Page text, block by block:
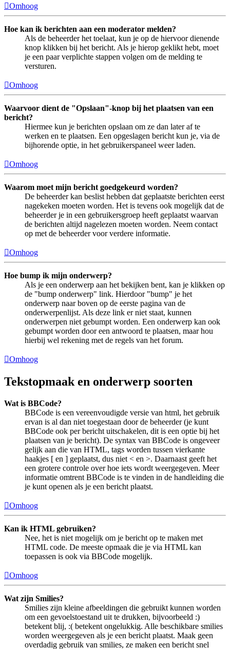
Omhoog
Hoe kan ik berichten aan een moderator melden?
Als de beheerder het toelaat, kun je op de hiervoor dienende
knop klikken bij het bericht. Als je hierop geklikt hebt, moet
je een paar verplichte stappen volgen om de melding te
versturen.
Omhoog
Waarvoor dient de "Opslaan"-knop bij het plaatsen van een
bericht?
Hiermee kun je berichten opslaan om ze dan later af te
werken en te plaatsen. Een opgeslagen bericht kun je, via de
bijhorende optie, in het gebruikerspaneel weer laden.
Omhoog
Waarom moet mijn bericht goedgekeurd worden?
De beheerder kan beslist hebben dat geplaatste berichten eerst
nagekeken moeten worden. Het is tevens ook mogelijk dat de
beheerder je in een gebruikersgroep heeft geplaatst waarvan
de berichten altijd nagelezen moeten worden. Neem contact
op met de beheerder voor verdere informatie.
Omhoog
Hoe bump ik mijn onderwerp?
Als je een onderwerp aan het bekijken bent, kan je klikken op
de "bump onderwerp" link. Hierdoor "bump" je het
onderwerp naar boven op de eerste pagina van de
onderwerpenlijst. Als deze link er niet staat, kunnen
onderwerpen niet gebumpt worden. Een onderwerp kan ook
gebumpt worden door een antwoord te plaatsen, maar hou
hierbij wel rekening met de regels van het forum.
Omhoog
Tekstopmaak en onderwerp soorten
Wat is BBCode?
BBCode is een vereenvoudigde versie van html, het gebruik
ervan is al dan niet toegestaan door de beheerder (je kunt
BBCode ook per bericht uitschakelen, dit is een optie bij het
plaatsen van je bericht). De syntax van BBCode is ongeveer
gelijk aan die van HTML, tags worden tussen vierkante
haakjes [ en ] geplaatst, dus niet < en >. Daarnaast geeft het
een grotere controle over hoe iets wordt weergegeven. Meer
informatie omtrent BBCode is te vinden in de handleiding die
je kunt openen als je een bericht plaatst.
Omhoog
Kan ik HTML gebruiken?
Nee, het is niet mogelijk om je bericht op te maken met
HTML code. De meeste opmaak die je via HTML kan
toepassen is ook via BBCode mogelijk.
Omhoog
Wat zijn Smilies?
Smilies zijn kleine afbeeldingen die gebruikt kunnen worden
om een gevoelstoestand uit te drukken, bijvoorbeeld :)
betekent blij, :( betekent ongelukkig. Alle beschikbare smilies
worden weergegeven als je een bericht plaatst. Maak geen
overdadig gebruik van smilies, ze maken een bericht snel